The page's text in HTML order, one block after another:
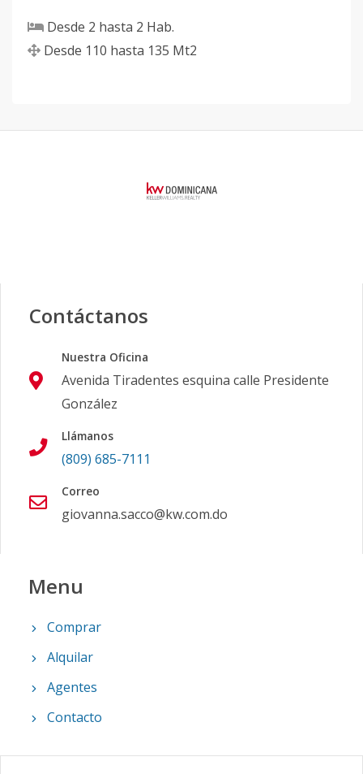
Desde 2 hasta 2 Hab.
Desde 110 hasta 135 Mt2
Contáctanos
Nuestra Oficina
Avenida Tiradentes esquina calle Presidente
González
Llámanos
(809) 685-7111
Correo
giovanna.sacco@kw.com.do
Menu
Comprar
Alquilar
Agentes
Contacto